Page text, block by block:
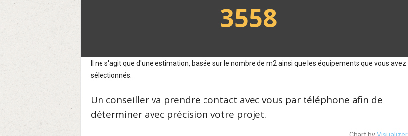
3558
Il ne s'agit que d'une estimation, basée sur le nombre de m2 ainsi que les équipements que vous avez
sélectionnés.
Un conseiller va prendre contact avec vous par téléphone afin de
déterminer avec précision votre projet.
Chart byVisualizer